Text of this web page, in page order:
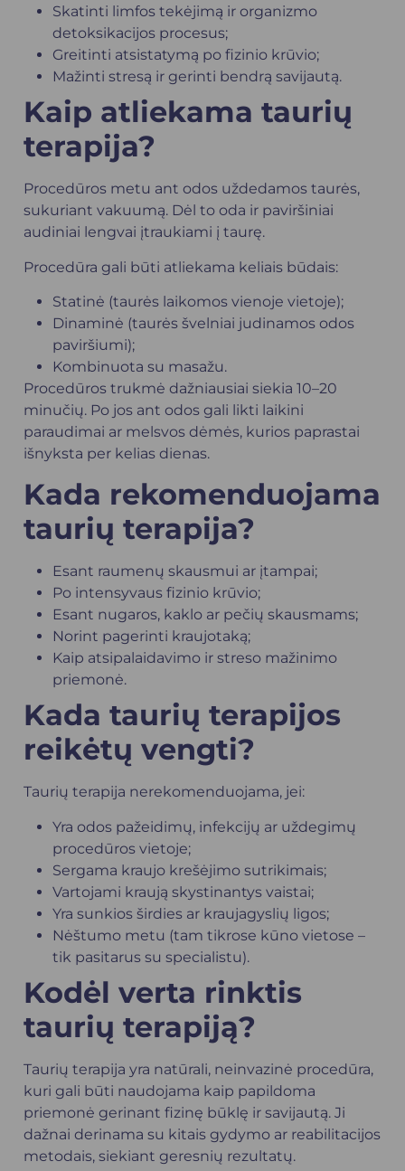
Skatinti limfos tekėjimą ir organizmo
detoksikacijos procesus;
Greitinti atsistatymą po fizinio krūvio;
Mažinti stresą ir gerinti bendrą savijautą.
Kaip atliekama taurių
terapija?
Procedūros metu ant odos uždedamos taurės,
sukuriant vakuumą. Dėl to oda ir paviršiniai
audiniai lengvai įtraukiami į taurę.
Procedūra gali būti atliekama keliais būdais:
Statinė (taurės laikomos vienoje vietoje);
Dinaminė (taurės švelniai judinamos odos
paviršiumi);
Kombinuota su masažu.
Procedūros trukmė dažniausiai siekia 10–20
minučių. Po jos ant odos gali likti laikini
paraudimai ar melsvos dėmės, kurios paprastai
išnyksta per kelias dienas.
Kada rekomenduojama
taurių terapija?
Esant raumenų skausmui ar įtampai;
Po intensyvaus fizinio krūvio;
Esant nugaros, kaklo ar pečių skausmams;
Norint pagerinti kraujotaką;
Kaip atsipalaidavimo ir streso mažinimo
priemonė.
Kada taurių terapijos
reikėtų vengti?
Taurių terapija nerekomenduojama, jei:
Yra odos pažeidimų, infekcijų ar uždegimų
procedūros vietoje;
Sergama kraujo krešėjimo sutrikimais;
Vartojami kraują skystinantys vaistai;
Yra sunkios širdies ar kraujagyslių ligos;
Nėštumo metu (tam tikrose kūno vietose –
tik pasitarus su specialistu).
Kodėl verta rinktis
taurių terapiją?
Taurių terapija yra natūrali, neinvazinė procedūra,
kuri gali būti naudojama kaip papildoma
priemonė gerinant fizinę būklę ir savijautą. Ji
dažnai derinama su kitais gydymo ar reabilitacijos
metodais, siekiant geresnių rezultatų.